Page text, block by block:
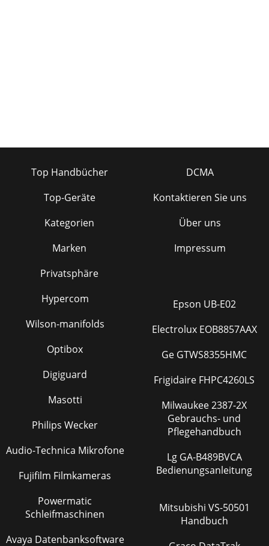
Top Handbücher
Top-Geräte
Kategorien
Marken
Privatsphäre
DCMA
Kontaktieren Sie uns
Über uns
Impressum
Hypercom
Wilson-manifolds
Optibox
Digiguard
Masotti
Philips Wecker
Audio-Technica Mikrofone
Fujifilm Filmkameras
Powermatic
Schleifmaschinen
Avaya Datenbanksoftware
Epson UB-E02
Electrolux EOB8857AAX
Ge GTWS8355HMC
Frigidaire FHPC4260LS
Milwaukee 2387-2X
Gebrauchs- und
Pflegehandbuch
Lg GA-B489BVCA
Bedienungsanleitung
Mitsubishi VS-50501
Handbuch